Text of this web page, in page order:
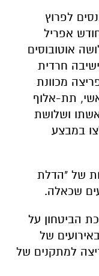
לפרוץ
אפריל
אוטובוסים
חרדית
מכוונת
תת-אלוף
ושלושת
במבצע
של "הדלת
שכאלה.
הביטחון על
של
למתקנים של